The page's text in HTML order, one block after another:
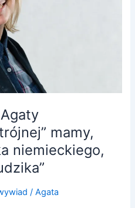
mamy,
niemieckiego,
/Agata